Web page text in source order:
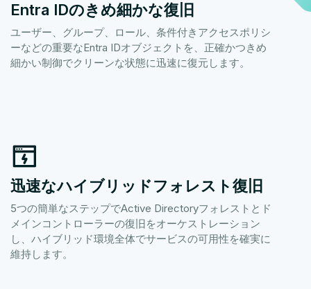
Entra IDのきめ細かな復旧
ユーザー、グループ、ロール、条件付きアクセスポリシ
ーなどの重要なEntra IDオブジェクトを、正確かつきめ
細かい制御でクリーンな状態に迅速に復元します。
迅速なハイブリッドフォレスト復旧
5つの簡単なステップでActive Directoryフォレストとド
メインコントローラーの復旧をオーケストレーション
し、ハイブリッド環境全体でサービスの可用性を確実に
維持します。